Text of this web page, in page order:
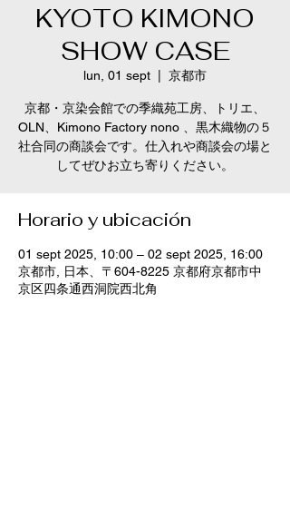
KYOTO KIMONO
SHOW CASE
lun, 01 sept 京都市
京都・京染会館での季織苑工房、トリエ、
OLN、Kimono Factory nono 、黒木織物の５
社合同の商談会です。仕入れや商談会の場と
してぜひお立ち寄りください。
Horario y ubicación
01 sept 2025, 10:00 – 02 sept 2025, 16:00
京都市, 日本、〒604-8225 京都府京都市中
京区四条通西洞院西北角